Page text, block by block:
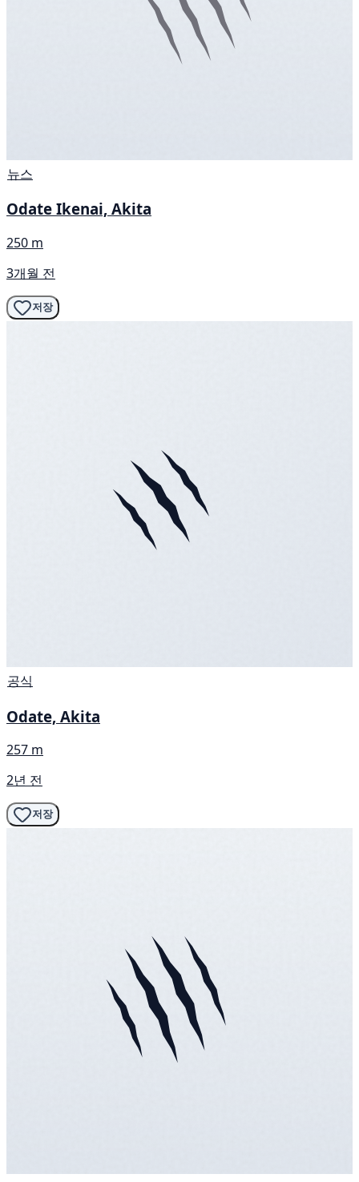
뉴스
Odate Ikenai, Akita
250 m
3개월 전
저장
공식
Odate, Akita
257 m
2년 전
저장